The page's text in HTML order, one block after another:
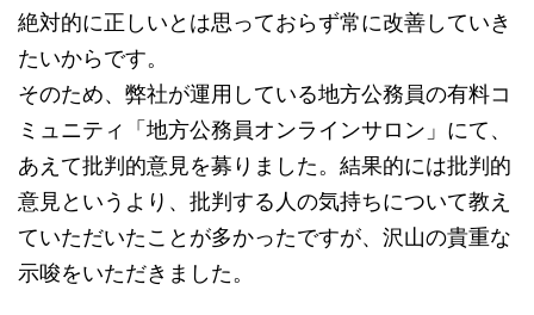
絶対的に正しいとは思っておらず常に改善していき
たいからです。
そのため、弊社が運用している地方公務員の有料コ
ミュニティ「地方公務員オンラインサロン」にて、
あえて批判的意見を募りました。結果的には批判的
意見というより、批判する人の気持ちについて教え
ていただいたことが多かったですが、沢山の貴重な
示唆をいただきました。